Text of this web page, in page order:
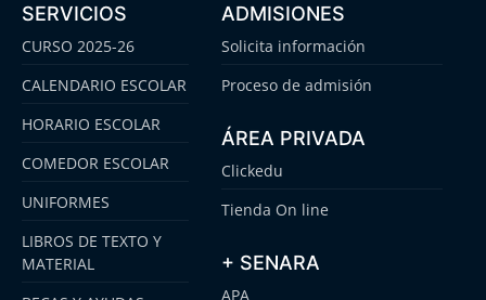
SERVICIOS
CURSO 2025-26
CALENDARIO ESCOLAR
HORARIO ESCOLAR
COMEDOR ESCOLAR
UNIFORMES
LIBROS DE TEXTO Y
MATERIAL
ADMISIONES
Solicita información
Proceso de admisión
ÁREA PRIVADA
Clickedu
Tienda On line
+ SENARA
APA